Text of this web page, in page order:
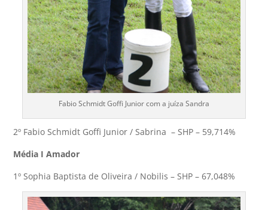
Fabio Schmidt Goffi Junior com a juíza Sandra
2º Fabio Schmidt Goffi Junior / Sabrina – SHP – 59,714%
Média I Amador
1º Sophia Baptista de Oliveira / Nobilis – SHP – 67,048%